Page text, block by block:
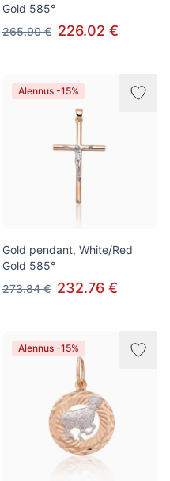
Gold 585°
265.90 € 226.02 €
Alennus -15%
Gold pendant, White/Red
Gold 585°
273.84 € 232.76 €
Alennus -15%